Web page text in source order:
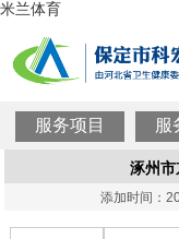
米兰体育
服务项目 服
涿州市
添加时间：